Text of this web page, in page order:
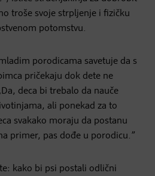
troše svoje strpljenje i fizičku
potomstvu.
porodicama savetuje da s
pričekaju dok dete ne
deca bi trebalo da nauče
ali ponekad za to
svakako moraju da postanu
primer, pas dođe u porodicu.”
kako bi psi postali odlični